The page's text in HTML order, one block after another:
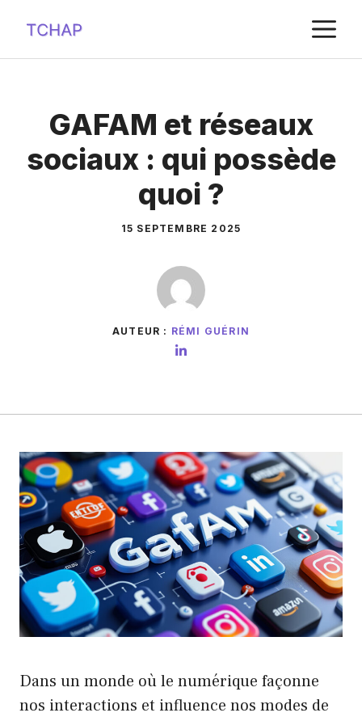
contenu
GAFAM et réseaux
sociaux : qui possède
quoi ?
15 SEPTEMBRE 2025
AUTEUR : RÉMI GUÉRIN
Dans un monde où le numérique façonne
nos interactions et influence nos modes de